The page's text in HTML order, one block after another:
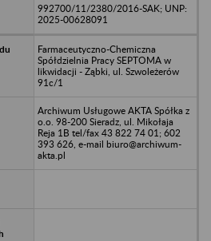
992700/11/2380/2016-SAK; UNP:
2025-00628091
Farmaceutyczno-Chemiczna
Spółdzielnia Pracy SEPTOMA w
likwidacji - Ząbki, ul. Szwoleżerów
91c/1
Archiwum Usługowe AKTA Spółka z
o.o. 98-200 Sieradz, ul. Mikołaja
Reja 1B tel/fax 43 822 74 01; 602
393 626, e-mail biuro@archiwum-
akta.pl